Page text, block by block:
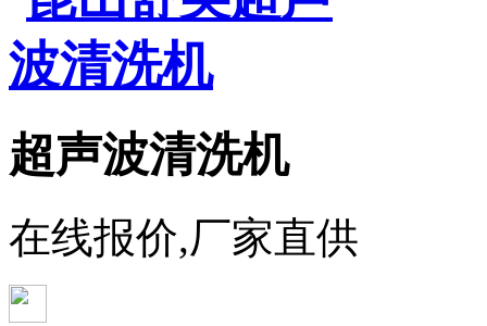
超声波清洗机
在线报价,厂家直供